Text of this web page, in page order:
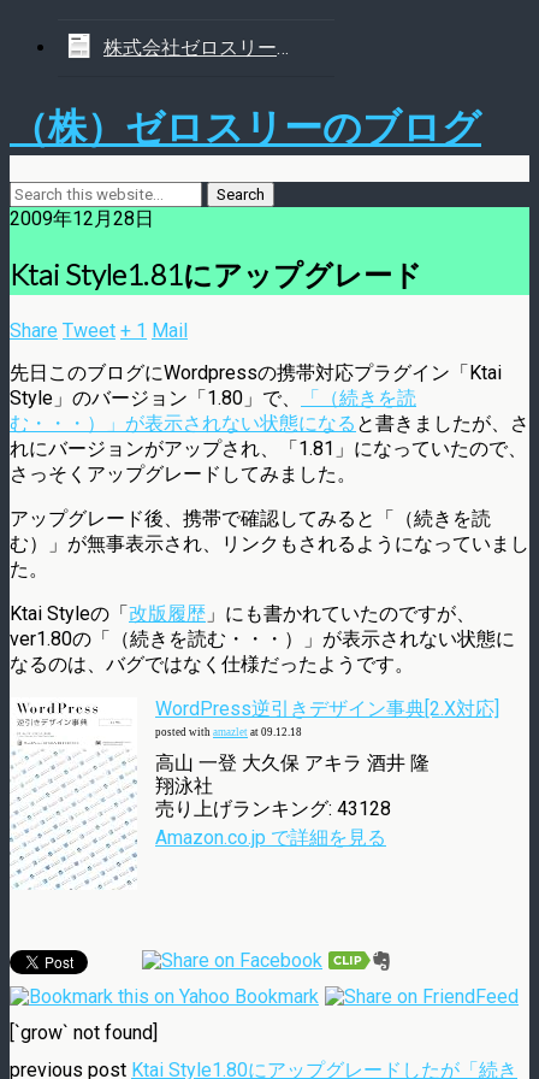
株式会社ゼロスリーについて
（株）ゼロスリーのブログ
2009年12月28日
Ktai Style1.81にアップグレード
Share Tweet + 1 Mail
先日このブログにWordpressの携帯対応プラグイン「Ktai
Style」のバージョン「1.80」で、
「（続きを読
む・・・）」が表示されない状態になる と書きましたが、さ
れにバージョンがアップされ、「1.81」になっていたので、
さっそくアップグレードしてみました。
アップグレード後、携帯で確認してみると「（続きを読
む）」が無事表示され、リンクもされるようになっていまし
た。
Ktai Styleの「改版履歴 」にも書かれていたのですが、
ver1.80の「（続きを読む・・・）」が表示されない状態に
なるのは、バグではなく仕様だったようです。
WordPress逆引きデザイン事典[2.X対応]
posted with amazlet at 09.12.18
高山 一登 大久保 アキラ 酒井 隆
翔泳社
売り上げランキング: 43128
Amazon.co.jp で詳細を見る
[`grow` not found]
previous post Ktai Style1.80にアップグレードしたが「続き